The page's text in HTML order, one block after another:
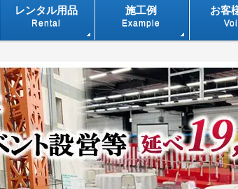
レンタル用品
Rental
施工例
Example
お客